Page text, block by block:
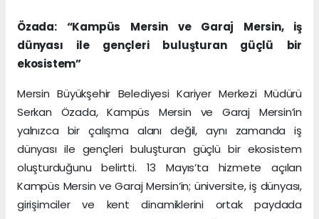
Özada: “Kampüs Mersin ve Garaj Mersin, iş
dünyası ile gençleri buluşturan güçlü bir
ekosistem”
Mersin Büyükşehir Belediyesi Kariyer Merkezi Müdürü
Serkan Özada, Kampüs Mersin ve Garaj Mersin’in
yalnızca bir çalışma alanı değil, aynı zamanda iş
dünyası ile gençleri buluşturan güçlü bir ekosistem
oluşturduğunu belirtti. 13 Mayıs’ta hizmete açılan
Kampüs Mersin ve Garaj Mersin’in; üniversite, iş dünyası,
girişimciler ve kent dinamiklerini ortak paydada